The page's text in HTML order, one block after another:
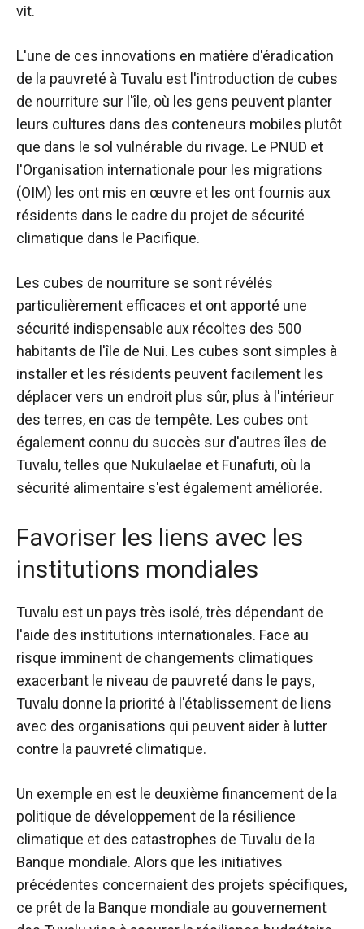
vit.
L'une de ces innovations en matière d'éradication
de la pauvreté à Tuvalu est l'introduction de cubes
de nourriture sur l'île, où les gens peuvent planter
leurs cultures dans des conteneurs mobiles plutôt
que dans le sol vulnérable du rivage. Le PNUD et
l'Organisation internationale pour les migrations
(OIM) les ont mis en œuvre et les ont fournis aux
résidents dans le cadre du projet de sécurité
climatique dans le Pacifique.
Les cubes de nourriture se sont révélés
particulièrement efficaces et ont apporté une
sécurité indispensable aux récoltes des 500
habitants de l'île de Nui. Les cubes sont simples à
installer et les résidents peuvent facilement les
déplacer vers un endroit plus sûr, plus à l'intérieur
des terres, en cas de tempête. Les cubes ont
également connu du succès sur d'autres îles de
Tuvalu, telles que Nukulaelae et Funafuti, où la
sécurité alimentaire s'est également améliorée.
Favoriser les liens avec les
institutions mondiales
Tuvalu est un pays très isolé, très dépendant de
l'aide des institutions internationales. Face au
risque imminent de changements climatiques
exacerbant le niveau de pauvreté dans le pays,
Tuvalu donne la priorité à l'établissement de liens
avec des organisations qui peuvent aider à lutter
contre la pauvreté climatique.
Un exemple en est le deuxième financement de la
politique de développement de la résilience
climatique et des catastrophes de Tuvalu de la
Banque mondiale. Alors que les initiatives
précédentes concernaient des projets spécifiques,
ce prêt de la Banque mondiale au gouvernement